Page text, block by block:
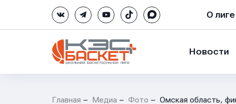
О лиге
Новости
Главная Медиа Фото Омская область,